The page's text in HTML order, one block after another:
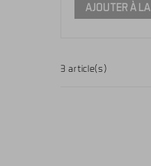
AJOUTER À
3 article(s)